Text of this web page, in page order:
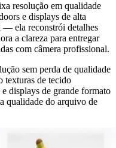
resolução em qualidade
e displays de alta
— ela reconstrói detalhes
a clareza para entregar
com câmera profissional.
sem perda de qualidade
texturas de tecido
displays de grande formato
qualidade do arquivo de